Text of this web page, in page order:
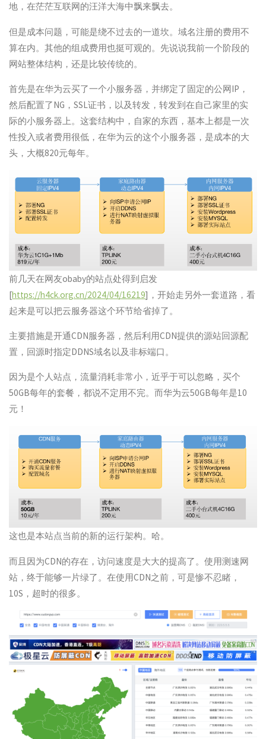
地，在茫茫互联网的汪洋大海中飘来飘去。
但是成本问题，可能是绕不过去的一道坎。域名注册的费用不
算在内。其他的组成费用也挺可观的。先说说我前一个阶段的
网站整体结构，还是比较传统的。
首先是在华为云买了一个小服务器，并绑定了固定的公网IP，
然后配置了NG，SSL证书，以及转发，转发到在自己家里的实
际的小服务器上。这套结构中，自家的东西，基本上都是一次
性投入或者费用很低，在华为云的这个小服务器，是成本的大
头，大概820元每年。
前几天在网友obaby的站点处得到启发
[https://h4ck.org.cn/2024/04/16219]，开始走另外一套道路，看
起来是可以把云服务器这个环节给省掉了。
主要措施是开通CDN服务器，然后利用CDN提供的源站回源配
置，回源时指定DDNS域名以及非标端口。
因为是个人站点，流量消耗非常小，近乎于可以忽略，买个
50GB每年的套餐，都说不定用不完。而华为云50GB每年是10
元！
这也是本站点当前的新的运行架构。哈。
而且因为CDN的存在，访问速度是大大的提高了。使用测速网
站，终于能够一片绿了。在使用CDN之前，可是惨不忍睹，
10S，超时的很多。